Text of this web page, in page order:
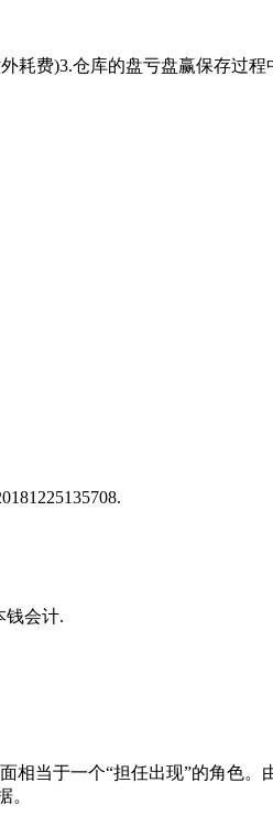
耗费)3.仓库的盘亏盘赢保存过程
钱会计.
当于一个“担任出现”的角色
。